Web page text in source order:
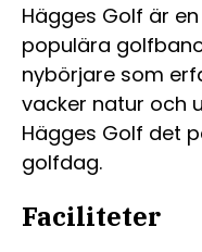
Hägges Golf är
populära
nybörjare som
vacker natur och
Hägges Golf det
golfdag.
Faciliteter